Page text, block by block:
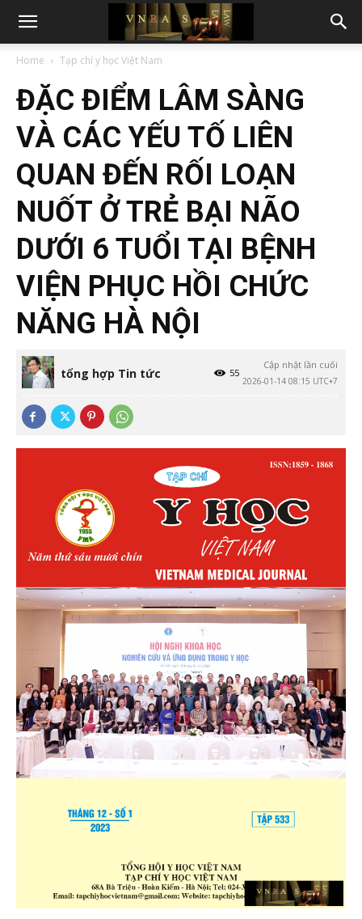
Home Tạp chí y học Việt Nam
ĐẶC ĐIỂM LÂM SÀNG
VÀ CÁC YẾU TỐ LIÊN
QUAN ĐẾN RỐI LOẠN
NUỐT Ở TRẺ BẠI NÃO
DƯỚI 6 TUỔI TẠI BỆNH
VIỆN PHỤC HỒI CHỨC
NĂNG HÀ NỘI
tổng hợp Tin tức
Cập nhật lần cuối
2026-01-14 08:15 UTC+7
55